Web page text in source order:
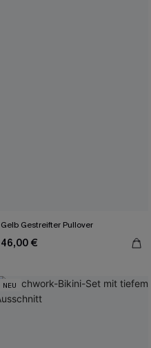
Gelb Gestreifter Pullover
46,00 €
NEU